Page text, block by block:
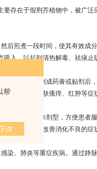
帮
在于假荆芥植物中，被广泛
煎煮一段时间，使其有效成
入，以起到清热解毒、祛痰止
膏混合，制成药膏或贴剂后
可以缓解皮肤瘙痒、红肿等症
口服的固体剂型，方便患者
功能，从而改善消化不良的症
、肺炎等重症疾病。通过静